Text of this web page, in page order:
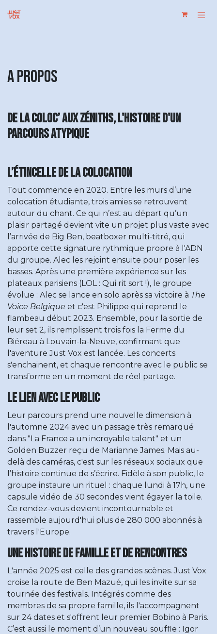
A propos
De la coloc’ aux Zéniths, l'histoire d'un
parcours atypique
L’étincelle de la colocation
Tout commence en 2020. Entre les murs d’une
colocation étudiante, trois amies se retrouvent
autour du chant. Ce qui n’est au départ qu’un
plaisir partagé devient vite un projet plus vaste avec
l’arrivée de Big Ben, beatboxer multi-titré, qui
apporte cette signature rythmique propre à l'ADN
du groupe. Alec les rejoint ensuite pour poser les
basses. Après une première expérience sur les
plateaux parisiens (LOL : Qui rit sort !), le groupe
évolue : Alec se lance en solo après sa victoire à The
Voice Belgique et c'est Philippe qui reprend le
flambeau début 2023. Ensemble, pour la sortie de
leur set 2, ils remplissent trois fois la Ferme du
Biéreau à Louvain-la-Neuve, confirmant que
l'aventure Just Vox est lancée. Les concerts
s'enchainent, et chaque rencontre avec le public se
transforme en un moment de réel partage.
Le lien avec le public
Leur parcours prend une nouvelle dimension à
l'automne 2024 avec un passage très remarqué
dans "La France a un incroyable talent" et un
Golden Buzzer reçu de Marianne James. Mais au-
delà des caméras, c'est sur les réseaux sociaux que
l’histoire continue de s’écrire. Fidèle à son public, le
groupe instaure un rituel : chaque lundi à 17h, une
capsule vidéo de 30 secondes vient égayer la toile.
Ce rendez-vous devient incontournable et
rassemble aujourd'hui plus de 280 000 abonnés à
travers l'Europe.
Une histoire de famille et de rencontres
L'année 2025 est celle des grandes scènes. Just Vox
croise la route de Ben Mazué, qui les invite sur sa
tournée des festivals. Intégrés comme des
membres de sa propre famille, ils l'accompagnent
sur 24 dates et s'offrent leur premier Bobino à Paris.
C’est aussi le moment d’un nouveau souffle : Igor